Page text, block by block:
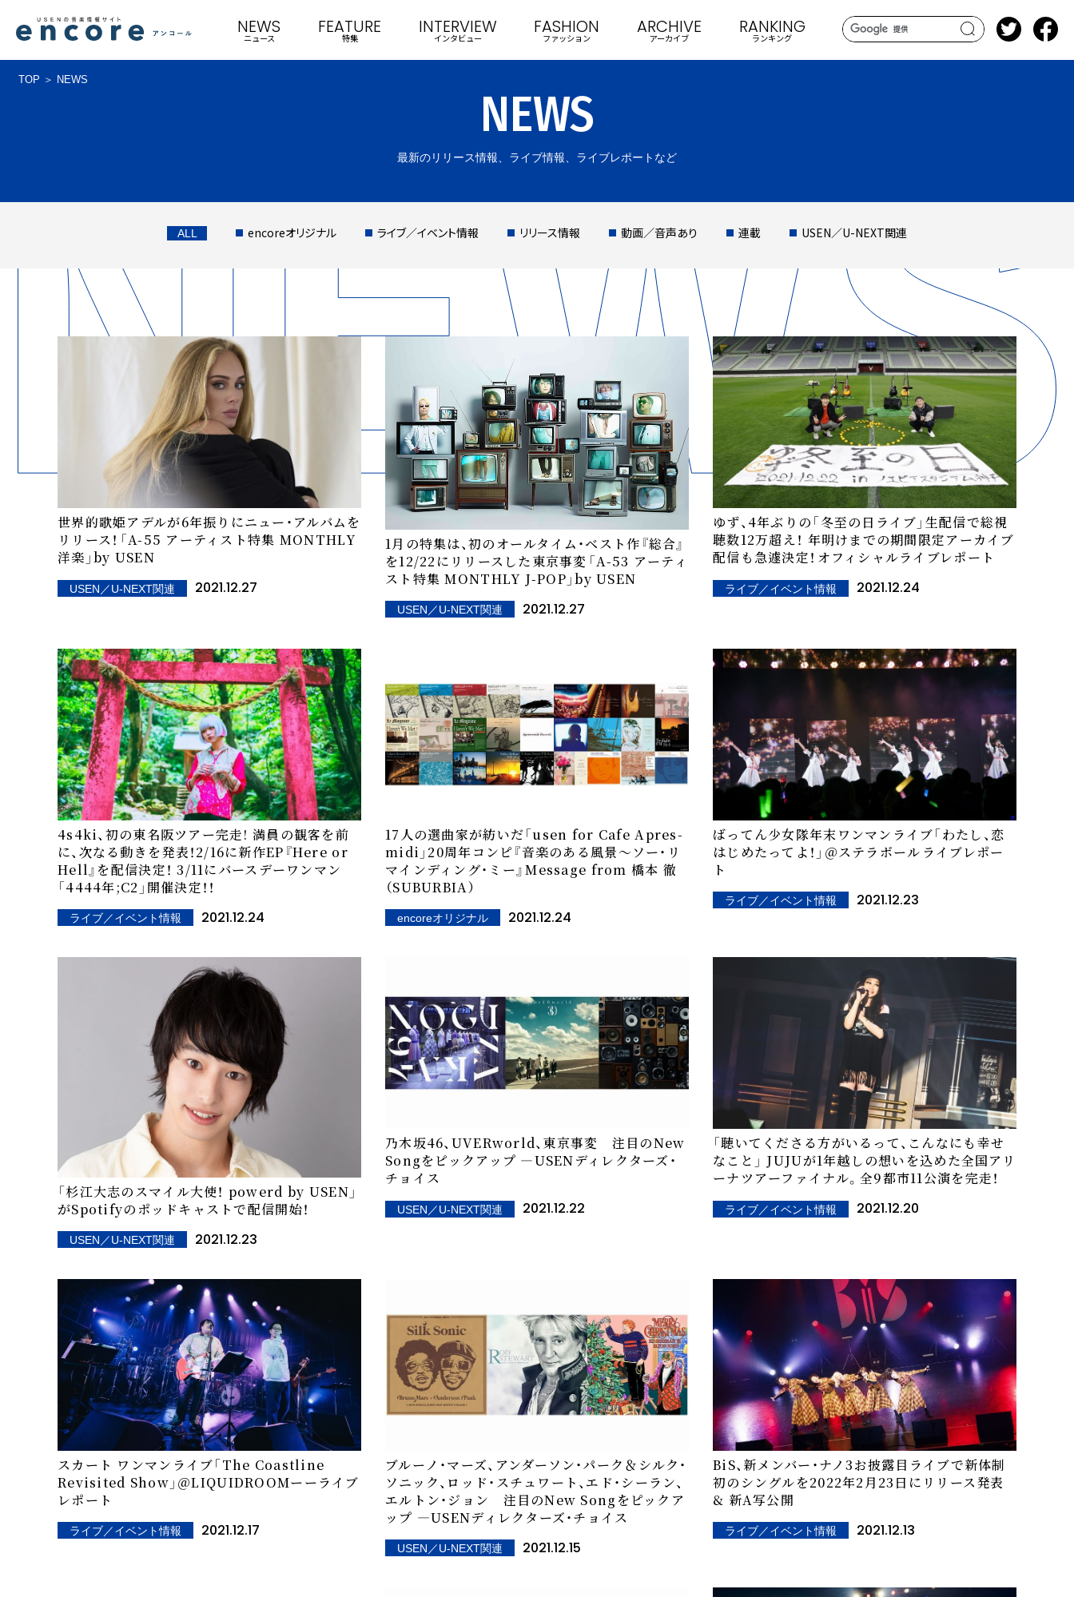
search
NEWS
ニュース
FEATURE
特集
INTERVIEW
インタビュー
FASHION
ファッション
ARCHIVE
アーカイブ
RANKING
ランキング
TOP NEWS
NEWS
最新のリリース情報、ライブ情報、ライブレポートなど
ALL encoreオリジナル ライブ／イベント情報 リリース情報 動画／音声あり 連載 USEN／U-NEXT関連
世界的歌姫アデルが6年振りにニュー・アルバムを
リリース！――「A-55 アーティスト特集 MONTHLY
洋楽」by USEN
USEN／U-NEXT関連 2021.12.27
1月の特集は、初のオールタイム・ベスト作『総合』
を12/22にリリースした東京事変――「A-53 アーティ
スト特集 MONTHLY J-POP」by USEN
USEN／U-NEXT関連 2021.12.27
ゆず、4年ぶりの「冬至の日ライブ」生配信で総視
聴数12万超え！ 年明けまでの期間限定アーカイブ
配信も急遽決定！――オフィシャルライブレポート
ライブ／イベント情報 2021.12.24
4s4ki、初の東名阪ツアー完走! 満員の観客を前
に、次なる動きを発表！2/16に新作EP『Here or
Hell』を配信決定！ 3/11にバースデーワンマン
「4444年;C2」開催決定！！
ライブ／イベント情報 2021.12.24
17人の選曲家が紡いだ「usen for Cafe Apres-
midi」20周年コンピ『音楽のある風景～ソー・リ
マインディング・ミー』――Message from 橋本 徹
（SUBURBIA）
encoreオリジナル 2021.12.24
ばってん少女隊年末ワンマンライブ「わたし、恋
はじめたってよ！」＠ステラボール――ライブレポー
ト
ライブ／イベント情報 2021.12.23
「杉江大志のスマイル大使！ powerd by USEN」
がSpotifyのポッドキャストで配信開始！
USEN／U-NEXT関連 2021.12.23
乃木坂46、UVERworld、東京事変 注目のNew
Songをピックアップ ―USENディレクターズ・
チョイス
USEN／U-NEXT関連 2021.12.22
「聴いてくださる方がいるって、こんなにも幸せ
なこと」 JUJUが1年越しの想いを込めた全国アリ
ーナツアーファイナル。全9都市11公演を完走！
ライブ／イベント情報 2021.12.20
スカート ワンマンライブ「The Coastline
Revisited Show」＠LIQUIDROOMーーライブ
レポート
ライブ／イベント情報 2021.12.17
ブルーノ・マーズ、アンダーソン・パーク＆シルク・
ソニック、ロッド・スチュワート、エド・シーラン、
エルトン・ジョン 注目のNew Songをピックア
ップ ―USENディレクターズ・チョイス
USEN／U-NEXT関連 2021.12.15
BiS、新メンバー・ナノ3お披露目ライブで新体制
初のシングルを2022年2月23日にリリース発表
& 新A写公開
ライブ／イベント情報 2021.12.13